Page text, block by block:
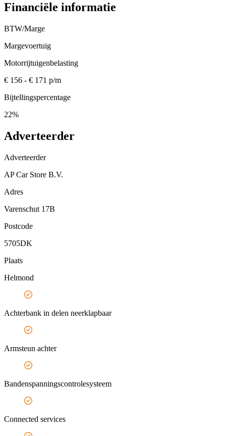
Financiële informatie
BTW/Marge
Margevoertuig
Motorrijtuigenbelasting
€ 156 - € 171 p/m
Bijtellingspercentage
22%
Adverteerder
Adverteerder
AP Car Store B.V.
Adres
Varenschut 17B
Postcode
5705DK
Plaats
Helmond
Achterbank in delen neerklapbaar
Armsteun achter
Bandenspanningscontrolesysteem
Connected services